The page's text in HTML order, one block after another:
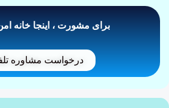
برای مشورت ، اینجا خانه
درخواست مشاوره